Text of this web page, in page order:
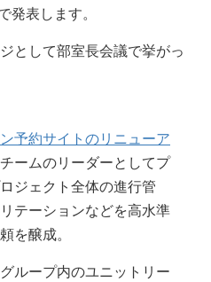
発表します。
として部室長会議で挙がっ
予約サイトのリニューア
ームのリーダーとしてプ
ジェクト全体の進行管
テーションなどを高水準
を醸成。
ループ内のユニットリー